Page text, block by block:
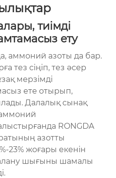
тиімді
ету
аммоний азоты да бар.
тез сіңіп, тез әсер
мерзімді
ете отырып,
Далалық сынақ
RONGDA
азотты
23% жоғары екенін
шығыны шамалы